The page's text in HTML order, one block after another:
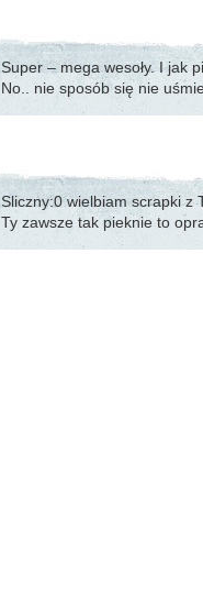
Super – mega wesoły. I jak
No.. nie sposób się nie
Sliczny:0 wielbiam scrapki z
Ty zawsze tak pieknie to